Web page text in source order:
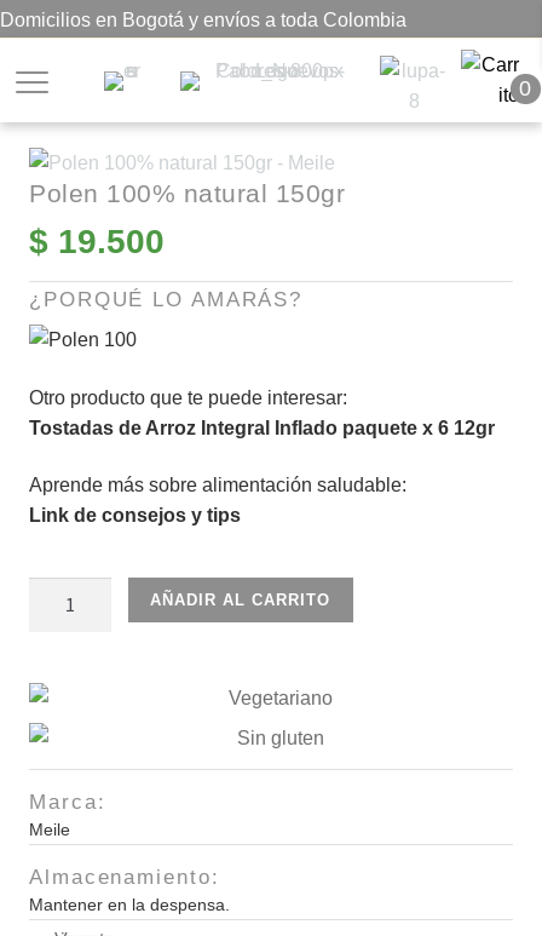
Domicilios en Bogotá y envíos a toda Colombia
0
Polen 100% natural 150gr
$ 19.500
¿PORQUÉ LO AMARÁS?
Otro producto que te puede interesar:
Tostadas de Arroz Integral Inflado paquete x 6 12gr
Aprende más sobre alimentación saludable:
Link de consejos y tips
150gr
AÑADIR AL CARRITO
Marca:
Meile
Almacenamiento:
Mantener en la despensa.